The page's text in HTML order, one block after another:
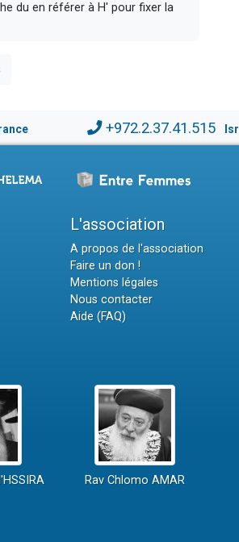
du en référer à H' pour fixer la
+972.2.37.41.515
L'association
A propos de l'association
Faire un don !
Mentions légales
Nous contacter
Aide (FAQ)
Rav Chlomo AMAR